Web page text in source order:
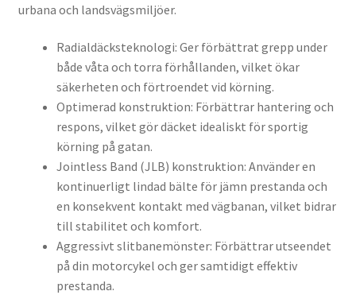
urbana och landsvägsmiljöer.
Radialdäcksteknologi: Ger förbättrat grepp under
både våta och torra förhållanden, vilket ökar
säkerheten och förtroendet vid körning.
Optimerad konstruktion: Förbättrar hantering och
respons, vilket gör däcket idealiskt för sportig
körning på gatan.
Jointless Band (JLB) konstruktion: Använder en
kontinuerligt lindad bälte för jämn prestanda och
en konsekvent kontakt med vägbanan, vilket bidrar
till stabilitet och komfort.
Aggressivt slitbanemönster: Förbättrar utseendet
på din motorcykel och ger samtidigt effektiv
prestanda.